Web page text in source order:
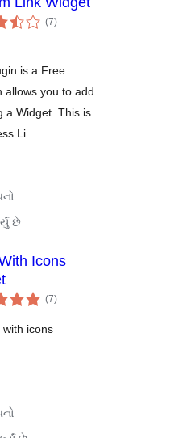
(7કુલ
રેટિંગ્સ
)
is a Free
allows you to add
a Widget. This is
Li …
છે
Icons
(7કુલ
રેટિંગ્સ
)
with icons